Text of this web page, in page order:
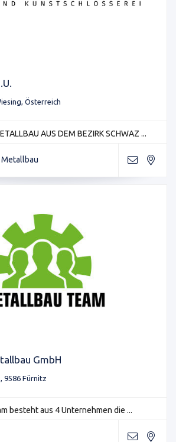
Österreich
AUS DEM BEZIRK SCHWAZ ...
Metallbau
GmbH
9586 Fürnitz
besteht aus 4 Unternehmen die ...